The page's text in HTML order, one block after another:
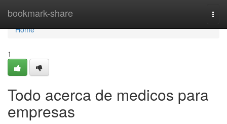
bookmark-share
Home
Home
1
Todo acerca de medicos para
empresas